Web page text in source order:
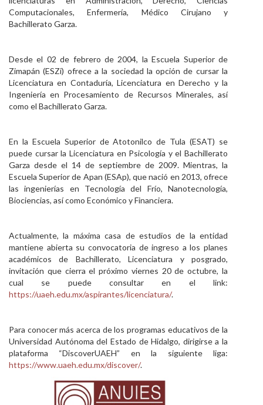
Computacionales, Enfermería, Médico Cirujano y
Bachillerato Garza.
Desde el 02 de febrero de 2004, la Escuela Superior de
Zimapán (ESZi) ofrece a la sociedad la opción de cursar la
Licenciatura en Contaduría, Licenciatura en Derecho y la
Ingeniería en Procesamiento de Recursos Minerales, así
como el Bachillerato Garza.
En la Escuela Superior de Atotonilco de Tula (ESAT) se
puede cursar la Licenciatura en Psicología y el Bachillerato
Garza desde el 14 de septiembre de 2009. Mientras, la
Escuela Superior de Apan (ESAp), que nació en 2013, ofrece
las ingenierías en Tecnología del Frío, Nanotecnología,
Biociencias, así como Económico y Financiera.
Actualmente, la máxima casa de estudios de la entidad
mantiene abierta su convocatoria de ingreso a los planes
académicos de Bachillerato, Licenciatura y posgrado,
invitación que cierra el próximo viernes 20 de octubre, la
cual se puede consultar en el link:
https://uaeh.edu.mx/aspirantes/licenciatura/.
Para conocer más acerca de los programas educativos de la
Universidad Autónoma del Estado de Hidalgo, dirigirse a la
plataforma “DiscoverUAEH” en la siguiente liga:
https://www.uaeh.edu.mx/discover/.